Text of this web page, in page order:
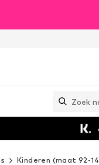
Kinderen (maat 92-